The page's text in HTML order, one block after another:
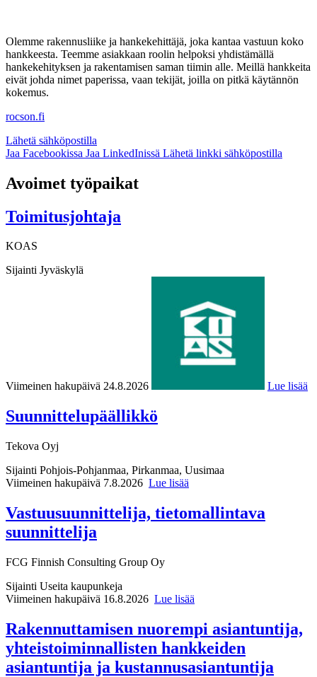
Olemme rakennusliike ja hankekehittäjä, joka kantaa vastuun koko
hankkeesta. Teemme asiakkaan roolin helpoksi yhdistämällä
hankekehityksen ja rakentamisen saman tiimin alle. Meillä hankkeita
eivät johda nimet paperissa, vaan tekijät, joilla on pitkä käytännön
kokemus.
rocson.fi
Lähetä sähköpostilla
Jaa Facebookissa Jaa LinkedInissä Lähetä linkki sähköpostilla
Avoimet työpaikat
Toimitusjohtaja
KOAS
Sijainti Jyväskylä
Viimeinen hakupäivä 24.8.2026 Lue lisää
Suunnittelupäällikkö
Tekova Oyj
Sijainti Pohjois-Pohjanmaa, Pirkanmaa, Uusimaa
Viimeinen hakupäivä 7.8.2026 Lue lisää
Vastuusuunnittelija, tietomallintava
suunnittelija
FCG Finnish Consulting Group Oy
Sijainti Useita kaupunkeja
Viimeinen hakupäivä 16.8.2026 Lue lisää
Rakennuttamisen nuorempi asiantuntija,
yhteistoiminnallisten hankkeiden
asiantuntija ja kustannusasiantuntija